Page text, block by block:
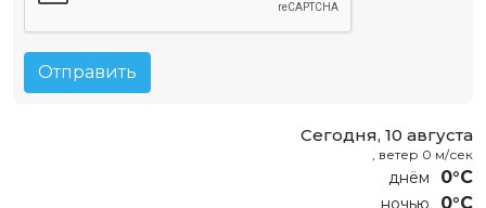
Отправить
Сегодня, 10 августа
, ветер 0 м/сек
0°C
0°C